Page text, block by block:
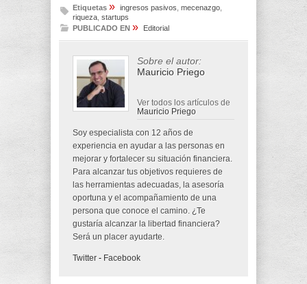
Etiquetas » ingresos pasivos mecenazgo
riqueza startups
PUBLICADO EN » Editorial
Sobre el autor:
Mauricio Priego
Ver todos los artículos de
Mauricio Priego
Soy especialista con 12 años de
experiencia en ayudar a las personas en
mejorar y fortalecer su situación financiera.
Para alcanzar tus objetivos requieres de
las herramientas adecuadas, la asesoría
oportuna y el acompañamiento de una
persona que conoce el camino. ¿Te
gustaría alcanzar la libertad financiera?
Será un placer ayudarte.
Twitter - Facebook